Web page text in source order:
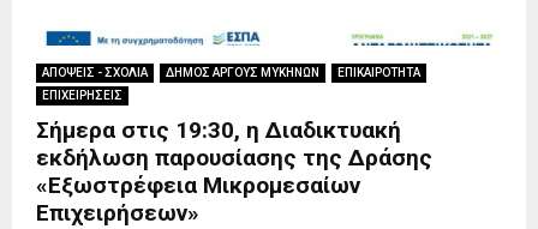
ΑΠΟΨΕΙΣ - ΣΧΟΛΙΑ ΔΗΜΟΣ ΑΡΓΟΥΣ ΜΥΚΗΝΩΝ
ΕΠΙΚΑΙΡΟΤΗΤΑ
ΕΠΙΧΕΙΡΗΣΕΙΣ
Σήμερα στις 19:30, η Διαδικτυακή
εκδήλωση παρουσίασης της Δράσης
«Εξωστρέφεια Μικρομεσαίων
Επιχειρήσεων»